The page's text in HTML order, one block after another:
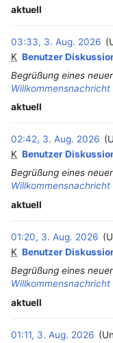
aktuell
03:33, 3. Aug. 2026
K Benutzer
Begrüßung eines
Willkommensnachricht
aktuell
02:42, 3. Aug. 2026
K Benutzer
Begrüßung eines
Willkommensnachricht
aktuell
01:20, 3. Aug. 2026
K Benutzer
Begrüßung eines
Willkommensnachricht
aktuell
01:11, 3. Aug. 2026